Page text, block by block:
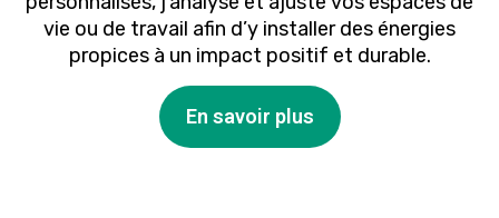
vie ou de travail afin d’y installer des énergies
propices à un impact positif et durable.
En savoir plus